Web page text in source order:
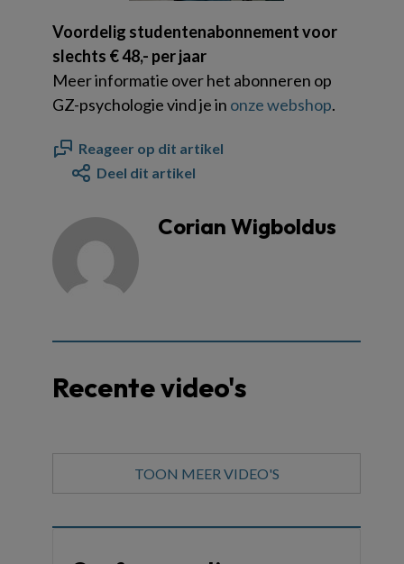
Voordelig studentenabonnement voor
slechts € 48,- per jaar
Meer informatie over het abonneren op
GZ-psychologie vind je in onze webshop.
Reageer op dit artikel
Deel dit artikel
Corian Wigboldus
Recente video's
TOON MEER VIDEO'S